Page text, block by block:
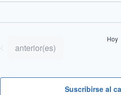
Eventos
anterior(es)
Hoy
Suscribirse al